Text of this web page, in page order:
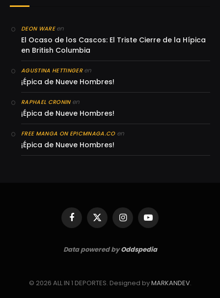
DEON WAREen
El Ocaso de los Cascos: El Triste Cierre de la Hípica
en British Columbia
AGUSTINA HETTINGERen
¡Épica de Nueve Hombres!
RAPHAEL CRONINen
¡Épica de Nueve Hombres!
FREE MANGA ON EPICMNAGA.COen
¡Épica de Nueve Hombres!
Facebook
X
(Twitter)
InstagramYouTube
Data powered byOddspedia
© 2026 ALL IN 1 DEPORTES. Designed byMARKANDEV.